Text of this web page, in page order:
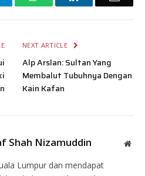
NEXT ARTICLE
Alp Arslan: Sultan Yang
Membalut Tubuhnya Dengan
Kain Kafan
Shah Nizamuddin
Lumpur dan mendapat